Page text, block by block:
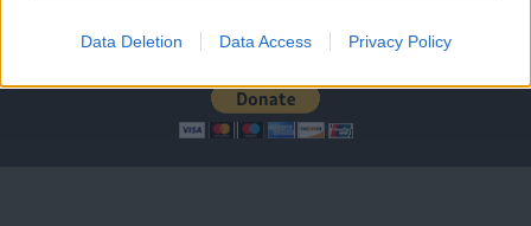
Data Deletion Data Access Privacy Policy
Támogasd adományoddal